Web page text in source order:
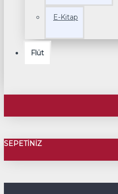
E-Kitap
Flüt
SEPETINIZ